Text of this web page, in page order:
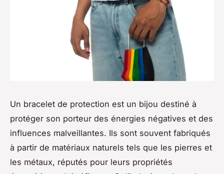
Un bracelet de protection est un bijou destiné à
protéger son porteur des énergies négatives et des
influences malveillantes. Ils sont souvent fabriqués
à partir de matériaux naturels tels que les pierres et
les métaux, réputés pour leurs propriétés